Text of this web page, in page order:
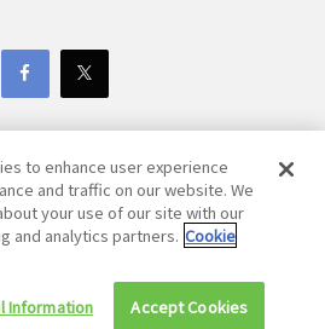
Group, Inc. All Rights Reserved.
個人情報保護方針
免責事項
to enhance user experience
and traffic on our website. We
your use of our site with our
and analytics partners. Cookie
Information Accept Cookies